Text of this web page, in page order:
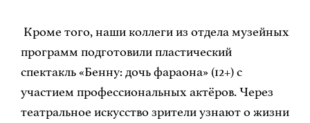
Кроме того, наши коллеги из отдела музейных
программ подготовили пластический
спектакль «Бенну: дочь фараона» (12+) с
участием профессиональных актёров. Через
театральное искусство зрители узнают о жизни